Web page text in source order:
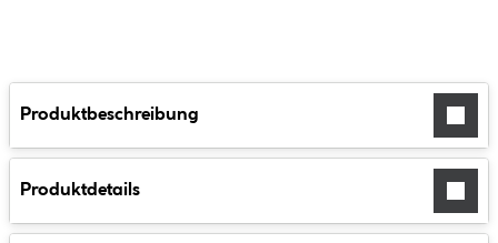
Produktbeschreibung
Produktdetails